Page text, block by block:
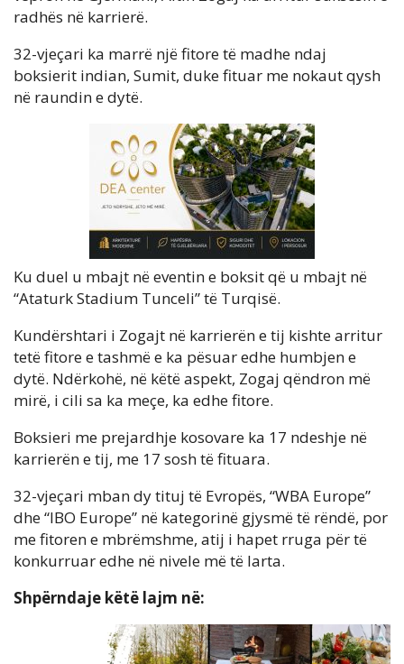
radhës në karrierë.
32-vjeçari ka marrë një fitore të madhe ndaj
boksierit indian, Sumit, duke fituar me nokaut qysh
në raundin e dytë.
Ku duel u mbajt në eventin e boksit që u mbajt në
“Ataturk Stadium Tunceli” të Turqisë.
Kundërshtari i Zogajt në karrierën e tij kishte arritur
tetë fitore e tashmë e ka pësuar edhe humbjen e
dytë. Ndërkohë, në këtë aspekt, Zogaj qëndron më
mirë, i cili sa ka meçe, ka edhe fitore.
Boksieri me prejardhje kosovare ka 17 ndeshje në
karrierën e tij, me 17 sosh të fituara.
32-vjeçari mban dy tituj të Evropës, “WBA Europe”
dhe “IBO Europe” në kategorinë gjysmë të rëndë, por
me fitoren e mbrëmshme, atij i hapet rruga për të
konkurruar edhe në nivele më të larta.
Shpërndaje këtë lajm në: